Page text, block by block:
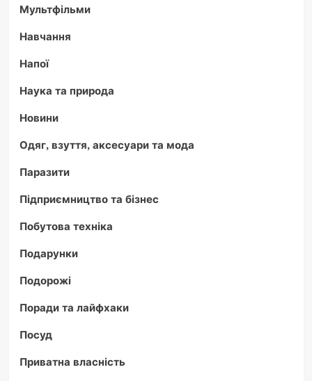
Мультфільми
Навчання
Напої
Наука та природа
Новини
Одяг, взуття, аксесуари та мода
Паразити
Підприємництво та бізнес
Побутова техніка
Подарунки
Подорожі
Поради та лайфхаки
Посуд
Приватна власність